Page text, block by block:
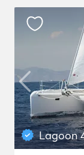
Lagoon